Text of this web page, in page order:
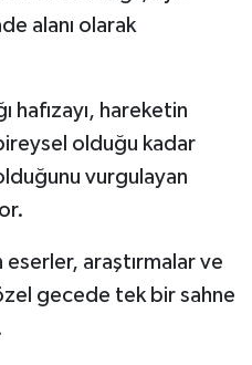
alanı olarak
hafızayı, hareketin
olduğu kadar
vurgulayan
eserler, araştırmalar ve
gecede tek bir sahne